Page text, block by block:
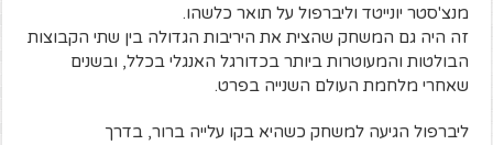
מנצ'סטר יונייטד וליברפול על תואר כלשהו.
זה היה גם המשחק שהצית את היריבות הגדולה בין שתי הקבוצות
הבולטות והמעוטרות ביותר בכדורגל האנגלי בכלל, ובשנים
שאחרי מלחמת העולם השנייה בפרט.
ליברפול הגיעה למשחק כשהיא בקו עלייה ברור, בדרך